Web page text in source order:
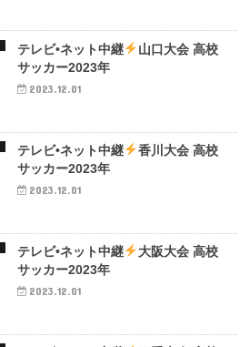
テレビ•ネット中継
山口大会 高校
サッカー2023年
2023.12.01
テレビ•ネット中継
香川大会 高校
サッカー2023年
2023.12.01
テレビ•ネット中継
大阪大会 高校
サッカー2023年
2023.12.01